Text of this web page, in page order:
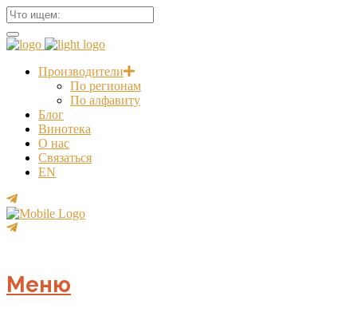
Производители
По регионам
По алфавиту
Блог
Винотека
О нас
Связаться
EN
Меню